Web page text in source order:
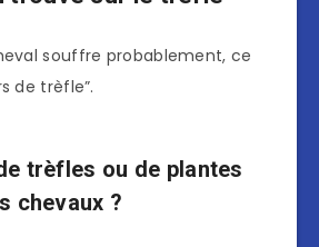
souffre probablement, ce
de trèfle”.
trèfles ou de plantes
chevaux ?